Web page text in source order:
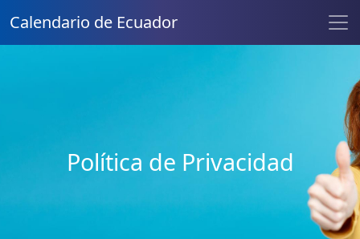
Calendario de Ecuador
Política de Privacidad